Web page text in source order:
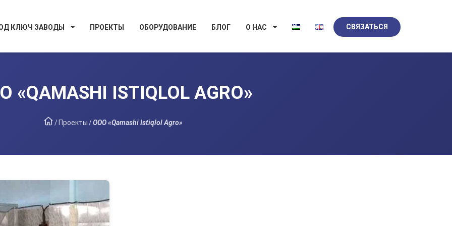
КЛЮЧ ЗАВОДЫ ПРОЕКТЫ ОБОРУДОВАНИЕ БЛОГ О НАС СВЯЗАТЬСЯ
«QAMASHI ISTIQLOL AGRO»
/ Проекты/ООО «Qamashi Istiqlol Agro»